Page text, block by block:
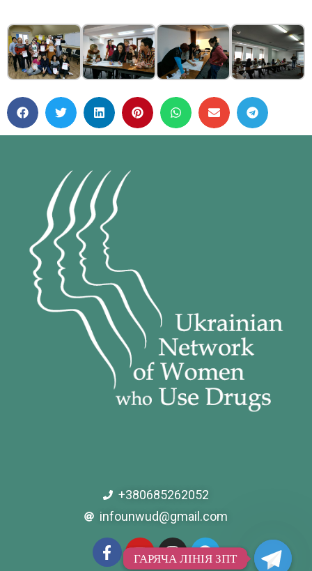
+380685262052
infounwud@gmail.com
ГАРЯЧА ЛІНІЯ ЗПТ
ГАРЯЧА ЛІНІЯ ЗПТ